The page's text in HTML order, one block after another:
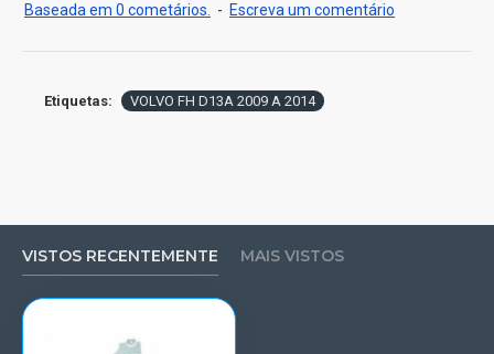
Baseada em 0 cometários. - Escreva um comentário
Etiquetas: VOLVO FH D13A 2009 A 2014
VISTOS RECENTEMENTE MAIS VISTOS